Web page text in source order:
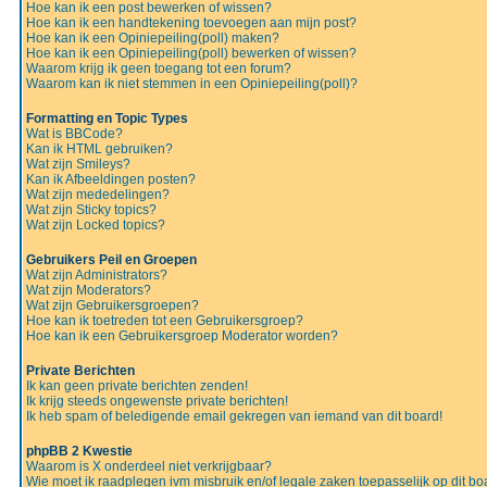
Hoe kan ik een post bewerken of wissen?
Hoe kan ik een handtekening toevoegen aan mijn post?
Hoe kan ik een Opiniepeiling(poll) maken?
Hoe kan ik een Opiniepeiling(poll) bewerken of wissen?
Waarom krijg ik geen toegang tot een forum?
Waarom kan ik niet stemmen in een Opiniepeiling(poll)?
Formatting en Topic Types
Wat is BBCode?
Kan ik HTML gebruiken?
Wat zijn Smileys?
Kan ik Afbeeldingen posten?
Wat zijn mededelingen?
Wat zijn Sticky topics?
Wat zijn Locked topics?
Gebruikers Peil en Groepen
Wat zijn Administrators?
Wat zijn Moderators?
Wat zijn Gebruikersgroepen?
Hoe kan ik toetreden tot een Gebruikersgroep?
Hoe kan ik een Gebruikersgroep Moderator worden?
Private Berichten
Ik kan geen private berichten zenden!
Ik krijg steeds ongewenste private berichten!
Ik heb spam of beledigende email gekregen van iemand van dit board!
phpBB 2 Kwestie
Waarom is X onderdeel niet verkrijgbaar?
Wie moet ik raadplegen ivm misbruik en/of legale zaken toepasselijk op dit